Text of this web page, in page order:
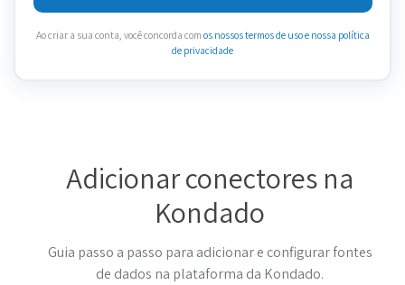
Ao criar a sua conta, você concorda com os nossos termos de usoe nossa política
de privacidade
Adicionar conectores na
Kondado
Guia passo a passo para adicionar e configurar fontes
de dados na plataforma da Kondado.